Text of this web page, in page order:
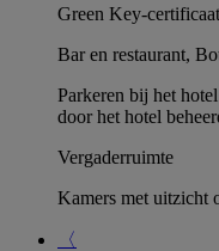
Green Key-certificaat
Bar en restaurant,
Parkeren bij het
door het hotel
Vergaderruimte
Kamers met uitzicht
〈